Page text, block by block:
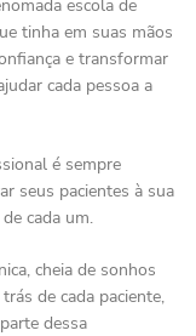
escola de
tinha em suas mãos
e transformar
cada pessoa a
é sempre
seus pacientes à sua
cada um.
cheia de sonhos
de cada paciente,
dessa